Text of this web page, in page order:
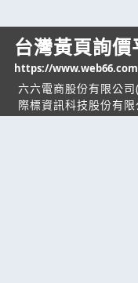
台灣黃頁詢價
https://
六六電商股份有限公
際標資訊科技股份有